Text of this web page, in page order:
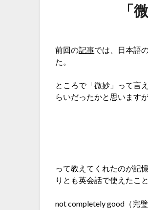
「
前回の記事では、日本語
た。
ところで「微妙」って言
らいだったかと思います
って教えてくれたのが記
りとも英会話で使えたこ
not completely good（完